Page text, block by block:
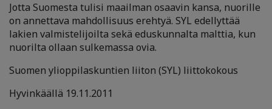
Jotta Suomesta tulisi maailman osaavin kansa, nuorille
on annettava mahdollisuus erehtyä. SYL edellyttää
lakien valmistelijoilta sekä eduskunnalta malttia, kun
nuorilta ollaan sulkemassa ovia.
Suomen ylioppilaskuntien liiton (SYL) liittokokous
Hyvinkäällä 19.11.2011